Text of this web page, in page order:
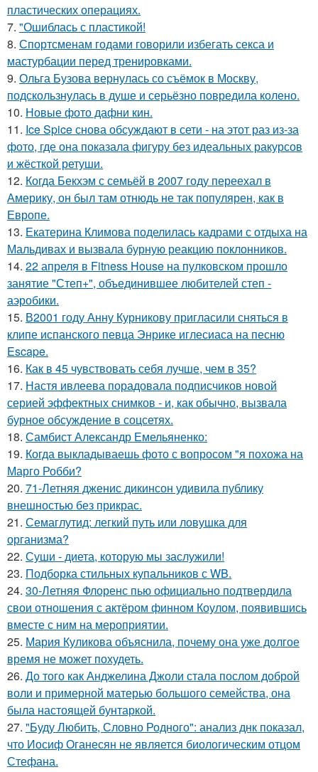
пластических операциях.
7. "Ошиблась с пластикой!
8. Спортсменам годами говорили избегать секса и
мастурбации перед тренировками.
9. Ольга Бузова вернулась со съёмок в Москву,
подскользнулась в душе и серьёзно повредила колено.
10. Новые фото дафни кин.
11. Ice Spice снова обсуждают в сети - на этот раз из-за
фото, где она показала фигуру без идеальных ракурсов
и жёсткой ретуши.
12. Когда Бекхэм с семьёй в 2007 году переехал в
Америку, он был там отнюдь не так популярен, как в
Европе.
13. Екатерина Климова поделилась кадрами с отдыха на
Мальдивах и вызвала бурную реакцию поклонников.
14. 22 апреля в Fitness House на пулковском прошло
занятие "Степ+", объединившее любителей степ -
аэробики.
15. В2001 году Анну Курникову пригласили сняться в
клипе испанского певца Энрике иглесиаса на песню
Escape.
16. Как в 45 чувствовать себя лучше, чем в 35?
17. Настя ивлеева порадовала подписчиков новой
серией эффектных снимков - и, как обычно, вызвала
бурное обсуждение в соцсетях.
18. Самбист Александр Емельяненко:
19. Когда выкладываешь фото с вопросом "я похожа на
Марго Робби?
20. 71-Летняя дженис дикинсон удивила публику
внешностью без прикрас.
21. Семаглутид: легкий путь или ловушка для
организма?
22. Суши - диета, которую мы заслужили!
23. Подборка стильных купальников с WB.
24. 30-Летняя Флоренс пью официально подтвердила
свои отношения с актёром финном Коулом, появившись
вместе с ним на мероприятии.
25. Мария Куликова объяснила, почему она уже долгое
время не может похудеть.
26. До того как Анджелина Джоли стала послом доброй
воли и примерной матерью большого семейства, она
была настоящей бунтаркой.
27. "Буду Любить, Словно Родного": анализ днк показал,
что Иосиф Оганесян не является биологическим отцом
Стефана.